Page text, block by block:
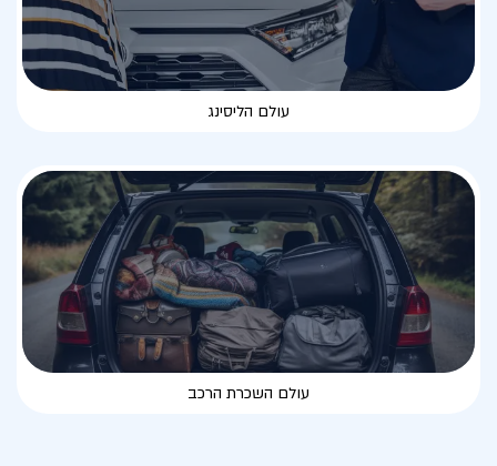
עולם הליסינג
עולם השכרת הרכב